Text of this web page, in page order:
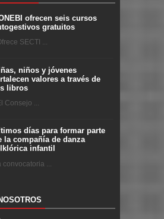
ofrecen seis cursos
gratuitos
SECTI ...
niños y jóvenes
valores a través de
libros
Consejo ...
días para formar parte
la compañía de danza
infantil
convocatoria ...